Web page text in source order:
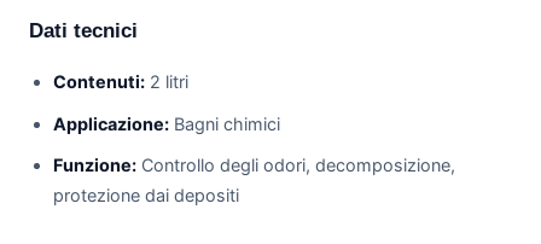
Dati tecnici
Contenuti: 2 litri
Applicazione: Bagni chimici
Funzione: Controllo degli odori, decomposizione,
protezione dai depositi